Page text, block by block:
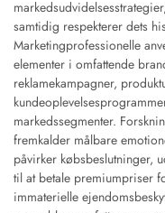
samtidig respekterer dets
Marketingprofessionelle
elementer i omfattende
reklamekampagner,
markedssegmenter.
fremkalder målbare
påvirker købsbeslutninger,
til at betale premiumpriser
immaterielle